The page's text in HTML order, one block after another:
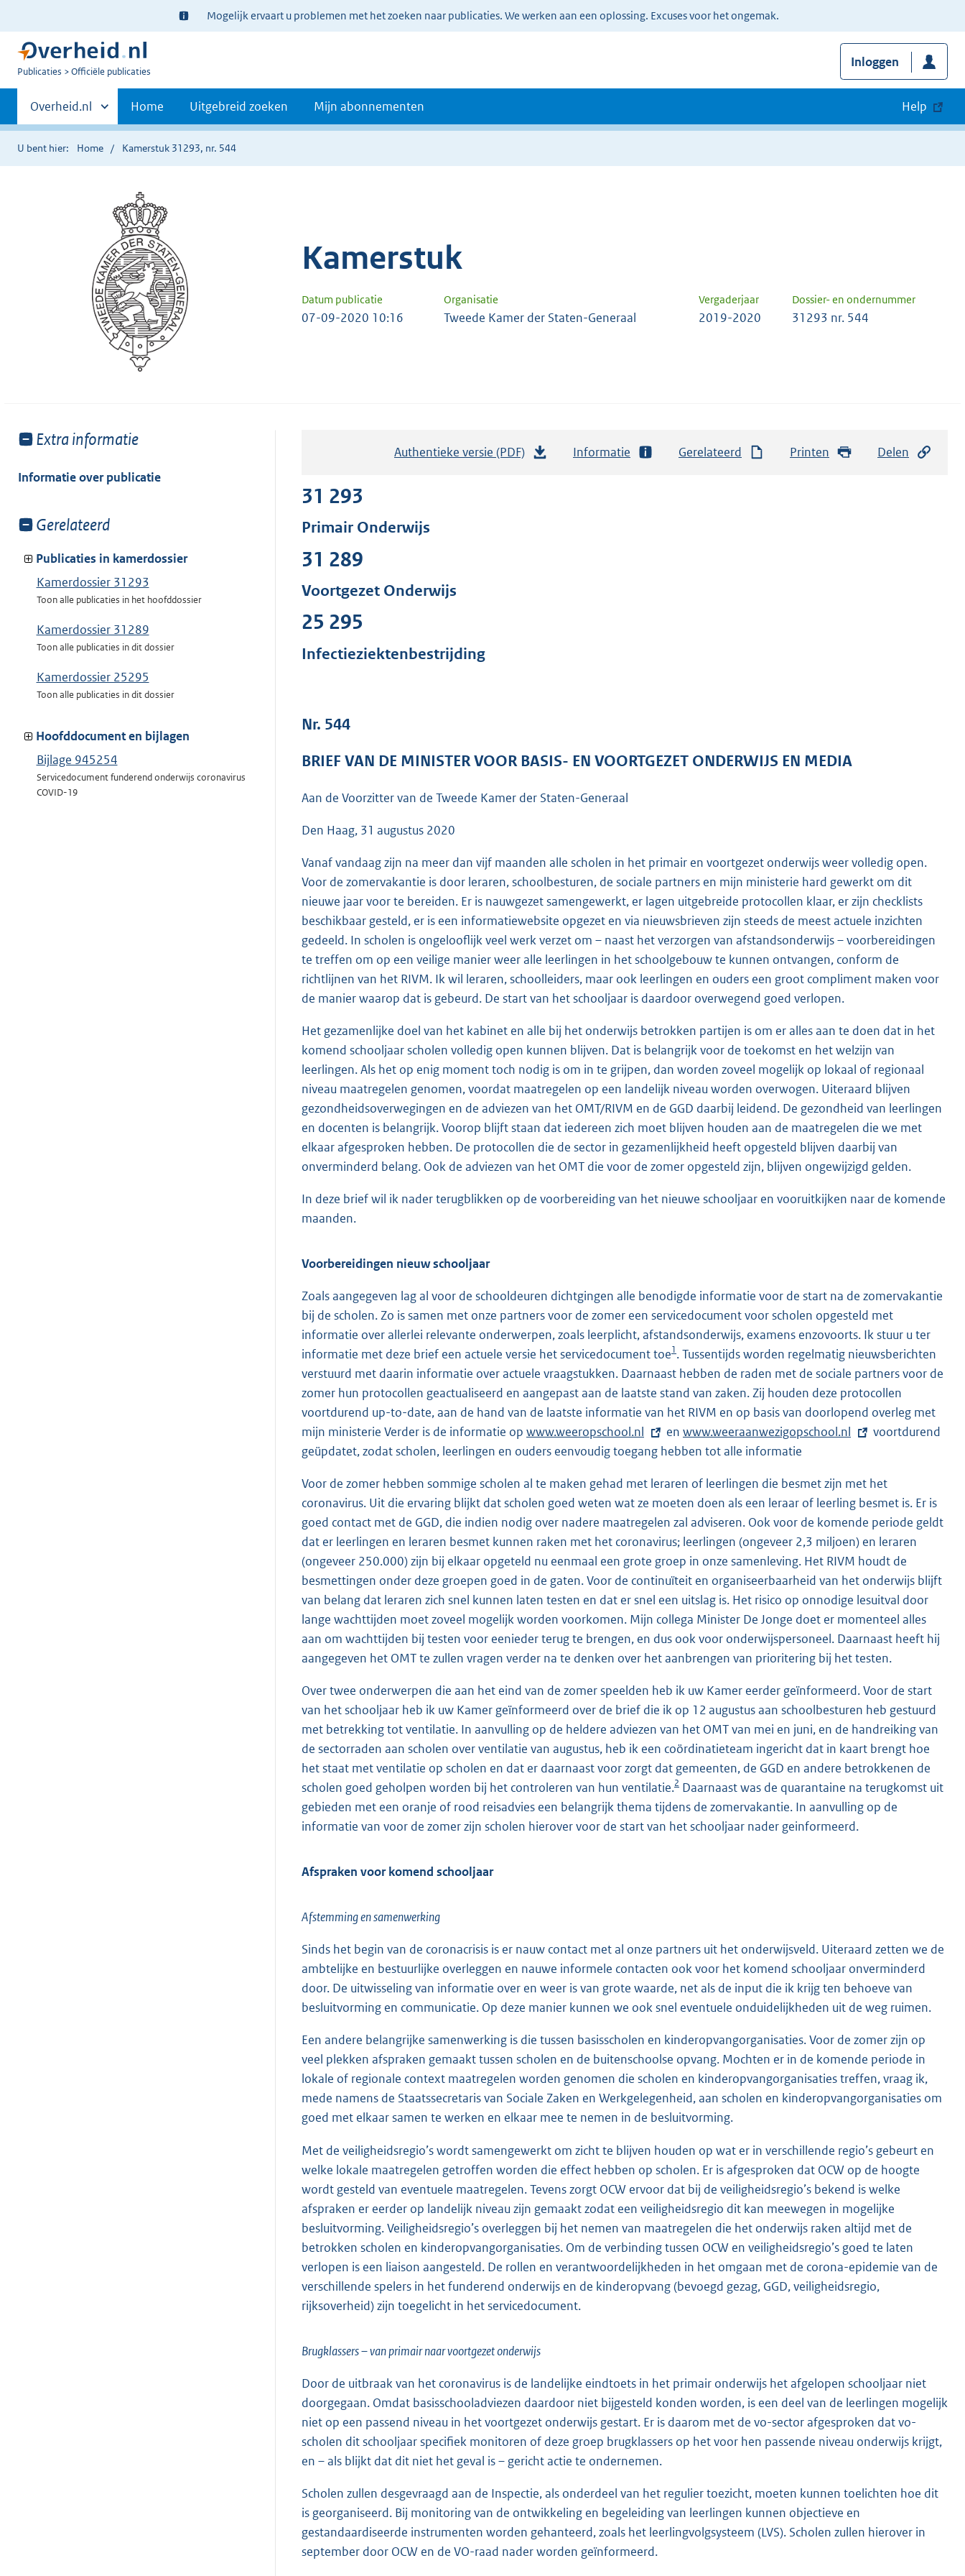
Ter
informatie:
Mogelijk ervaart u problemen met het zoeken naar publicaties. We werken aan een oplossing. Excuses voor het ongemak.
U
Publicaties Officiële publicaties
Inloggen
Primaire
navigatie
Andere
sites
binnen
Overheid.nl Home Uitgebreid zoeken Mijn abonnementen Help
U bent hier: Home Kamerstuk 31293, nr. 544
Kamerstuk
Datum publicatie Organisatie Vergaderjaar Dossier- en ondernummer
07-09-2020 10:16 Tweede Kamer der Staten-Generaal 2019-2020 31293 nr. 544
Toon
van:
Extra informatie
Informatie over publicatie
Toon
van:
Gerelateerd
Publicaties in kamerdossier
Kamerdossier 31293
Toon alle publicaties in het hoofddossier
Kamerdossier 31289
Toon alle publicaties in dit dossier
Kamerdossier 25295
Toon alle publicaties in dit dossier
Hoofddocument en bijlagen
Bijlage 945254
Servicedocument funderend onderwijs coronavirus
COVID-19
Authentieke versie (PDF)
5
K
Informatie Gerelateerd Printen Delen
31 293
Primair Onderwijs
31 289
Voortgezet Onderwijs
25 295
Infectieziektenbestrijding
Nr. 544
BRIEF VAN DE MINISTER VOOR BASIS- EN VOORTGEZET ONDERWIJS EN MEDIA
Aan de Voorzitter van de Tweede Kamer der Staten-Generaal
Den Haag, 31 augustus 2020
Vanaf vandaag zijn na meer dan vijf maanden alle scholen in het primair en voortgezet onderwijs weer volledig open.
Voor de zomervakantie is door leraren, schoolbesturen, de sociale partners en mijn ministerie hard gewerkt om dit
nieuwe jaar voor te bereiden. Er is nauwgezet samengewerkt, er lagen uitgebreide protocollen klaar, er zijn checklists
beschikbaar gesteld, er is een informatiewebsite opgezet en via nieuwsbrieven zijn steeds de meest actuele inzichten
gedeeld. In scholen is ongelooflijk veel werk verzet om – naast het verzorgen van afstandsonderwijs – voorbereidingen
te treffen om op een veilige manier weer alle leerlingen in het schoolgebouw te kunnen ontvangen, conform de
richtlijnen van het RIVM. Ik wil leraren, schoolleiders, maar ook leerlingen en ouders een groot compliment maken voor
de manier waarop dat is gebeurd. De start van het schooljaar is daardoor overwegend goed verlopen.
Het gezamenlijke doel van het kabinet en alle bij het onderwijs betrokken partijen is om er alles aan te doen dat in het
komend schooljaar scholen volledig open kunnen blijven. Dat is belangrijk voor de toekomst en het welzijn van
leerlingen. Als het op enig moment toch nodig is om in te grijpen, dan worden zoveel mogelijk op lokaal of regionaal
niveau maatregelen genomen, voordat maatregelen op een landelijk niveau worden overwogen. Uiteraard blijven
gezondheidsoverwegingen en de adviezen van het OMT/RIVM en de GGD daarbij leidend. De gezondheid van leerlingen
en docenten is belangrijk. Voorop blijft staan dat iedereen zich moet blijven houden aan de maatregelen die we met
elkaar afgesproken hebben. De protocollen die de sector in gezamenlijkheid heeft opgesteld blijven daarbij van
onverminderd belang. Ook de adviezen van het OMT die voor de zomer opgesteld zijn, blijven ongewijzigd gelden.
In deze brief wil ik nader terugblikken op de voorbereiding van het nieuwe schooljaar en vooruitkijken naar de komende
maanden.
Voorbereidingen nieuw schooljaar
Zoals aangegeven lag al voor de schooldeuren dichtgingen alle benodigde informatie voor de start na de zomervakantie
bij de scholen. Zo is samen met onze partners voor de zomer een servicedocument voor scholen opgesteld met
informatie over allerlei relevante onderwerpen, zoals leerplicht, afstandsonderwijs, examens enzovoorts. Ik stuur u ter
informatie met deze brief een actuele versie het servicedocument toe1. Tussentijds worden regelmatig nieuwsberichten
verstuurd met daarin informatie over actuele vraagstukken. Daarnaast hebben de raden met de sociale partners voor de
zomer hun protocollen geactualiseerd en aangepast aan de laatste stand van zaken. Zij houden deze protocollen
voortdurend up-to-date, aan de hand van de laatste informatie van het RIVM en op basis van doorlopend overleg met
mijn ministerie Verder is de informatie op E
x
e
r
n
e
l
i
n
k
:
www.weeropschool.nl en E
x
e
r
n
e
l
i
n
k
:
www.weeraanwezigopschool.nl
voortdurend
geüpdatet, zodat scholen, leerlingen en ouders eenvoudig toegang hebben tot alle informatie
Voor de zomer hebben sommige scholen al te maken gehad met leraren of leerlingen die besmet zijn met het
coronavirus. Uit die ervaring blijkt dat scholen goed weten wat ze moeten doen als een leraar of leerling besmet is. Er is
goed contact met de GGD, die indien nodig over nadere maatregelen zal adviseren. Ook voor de komende periode geldt
dat er leerlingen en leraren besmet kunnen raken met het coronavirus; leerlingen (ongeveer 2,3 miljoen) en leraren
(ongeveer 250.000) zijn bij elkaar opgeteld nu eenmaal een grote groep in onze samenleving. Het RIVM houdt de
besmettingen onder deze groepen goed in de gaten. Voor de continuïteit en organiseerbaarheid van het onderwijs blijft
van belang dat leraren zich snel kunnen laten testen en dat er snel een uitslag is. Het risico op onnodige lesuitval door
lange wachttijden moet zoveel mogelijk worden voorkomen. Mijn collega Minister De Jonge doet er momenteel alles
aan om wachttijden bij testen voor eenieder terug te brengen, en dus ook voor onderwijspersoneel. Daarnaast heeft hij
aangegeven het OMT te zullen vragen verder na te denken over het aanbrengen van prioritering bij het testen.
Over twee onderwerpen die aan het eind van de zomer speelden heb ik uw Kamer eerder geïnformeerd. Voor de start
van het schooljaar heb ik uw Kamer geïnformeerd over de brief die ik op 12 augustus aan schoolbesturen heb gestuurd
met betrekking tot ventilatie. In aanvulling op de heldere adviezen van het OMT van mei en juni, en de handreiking van
de sectorraden aan scholen over ventilatie van augustus, heb ik een coördinatieteam ingericht dat in kaart brengt hoe
het staat met ventilatie op scholen en dat er daarnaast voor zorgt dat gemeenten, de GGD en andere betrokkenen de
scholen goed geholpen worden bij het controleren van hun ventilatie.2 Daarnaast was de quarantaine na terugkomst uit
gebieden met een oranje of rood reisadvies een belangrijk thema tijdens de zomervakantie. In aanvulling op de
informatie van voor de zomer zijn scholen hierover voor de start van het schooljaar nader geinformeerd.
Afspraken voor komend schooljaar
Afstemming en samenwerking
Sinds het begin van de coronacrisis is er nauw contact met al onze partners uit het onderwijsveld. Uiteraard zetten we de
ambtelijke en bestuurlijke overleggen en nauwe informele contacten ook voor het komend schooljaar onverminderd
door. De uitwisseling van informatie over en weer is van grote waarde, net als de input die ik krijg ten behoeve van
besluitvorming en communicatie. Op deze manier kunnen we ook snel eventuele onduidelijkheden uit de weg ruimen.
Een andere belangrijke samenwerking is die tussen basisscholen en kinderopvangorganisaties. Voor de zomer zijn op
veel plekken afspraken gemaakt tussen scholen en de buitenschoolse opvang. Mochten er in de komende periode in
lokale of regionale context maatregelen worden genomen die scholen en kinderopvangorganisaties treffen, vraag ik,
mede namens de Staatssecretaris van Sociale Zaken en Werkgelegenheid, aan scholen en kinderopvangorganisaties om
goed met elkaar samen te werken en elkaar mee te nemen in de besluitvorming.
Met de veiligheidsregio’s wordt samengewerkt om zicht te blijven houden op wat er in verschillende regio’s gebeurt en
welke lokale maatregelen getroffen worden die effect hebben op scholen. Er is afgesproken dat OCW op de hoogte
wordt gesteld van eventuele maatregelen. Tevens zorgt OCW ervoor dat bij de veiligheidsregio’s bekend is welke
afspraken er eerder op landelijk niveau zijn gemaakt zodat een veiligheidsregio dit kan meewegen in mogelijke
besluitvorming. Veiligheidsregio’s overleggen bij het nemen van maatregelen die het onderwijs raken altijd met de
betrokken scholen en kinderopvangorganisaties. Om de verbinding tussen OCW en veiligheidsregio’s goed te laten
verlopen is een liaison aangesteld. De rollen en verantwoordelijkheden in het omgaan met de corona-epidemie van de
verschillende spelers in het funderend onderwijs en de kinderopvang (bevoegd gezag, GGD, veiligheidsregio,
rijksoverheid) zijn toegelicht in het servicedocument.
Brugklassers – van primair naar voortgezet onderwijs
Door de uitbraak van het coronavirus is de landelijke eindtoets in het primair onderwijs het afgelopen schooljaar niet
doorgegaan. Omdat basisschooladviezen daardoor niet bijgesteld konden worden, is een deel van de leerlingen mogelijk
niet op een passend niveau in het voortgezet onderwijs gestart. Er is daarom met de vo-sector afgesproken dat vo-
scholen dit schooljaar specifiek monitoren of deze groep brugklassers op het voor hen passende niveau onderwijs krijgt,
en – als blijkt dat dit niet het geval is – gericht actie te ondernemen.
Scholen zullen desgevraagd aan de Inspectie, als onderdeel van het regulier toezicht, moeten kunnen toelichten hoe dit
is georganiseerd. Bij monitoring van de ontwikkeling en begeleiding van leerlingen kunnen objectieve en
gestandaardiseerde instrumenten worden gehanteerd, zoals het leerlingvolgsysteem (LVS). Scholen zullen hierover in
september door OCW en de VO-raad nader worden geïnformeerd.